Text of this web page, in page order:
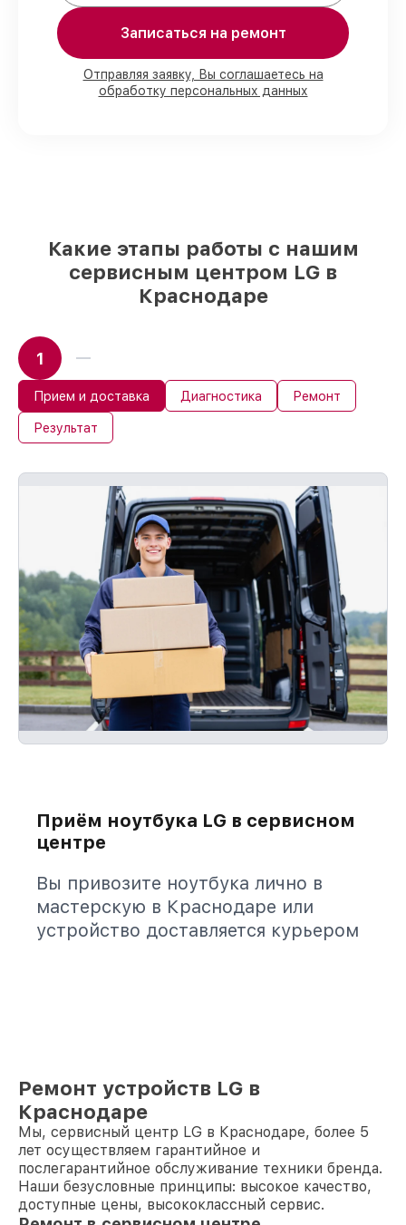
90%
запчастей LG имеются в наличии в
Краснодаре, остальные приходят
Фирменные детали LG и надёжные
реплики– только вы выбираете, какие
Записаться на ремонт
Отправляя заявку, Вы соглашаетесь на
обработку персональных данных
Какие этапы работы с нашим
сервисным центром LG в
Краснодаре
1
Прием и доставка Диагностика Ремонт
Результат
Приём ноутбука LG в сервисном
центре
Вы привозите ноутбука лично в
мастерскую в Краснодаре или
устройство доставляется курьером
Ремонт устройств LG в
Краснодаре
Мы, сервисный центр LG в Краснодаре, более 5
лет осуществляем гарантийное и
послегарантийное обслуживание техники бренда.
Наши безусловные принципы: высокое качество,
доступные цены, высококлассный сервис.